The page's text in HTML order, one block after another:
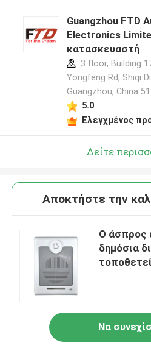
Guangzhou FTD
Electronics
κατασκευαστή
3 floor, Building
Yongfeng Rd, Shiqi
Guangzhou, China
5.0
Ελεγχμένος
Δείτε
Αποκτήστε την
Ο άσπρος
δημόσια
Να